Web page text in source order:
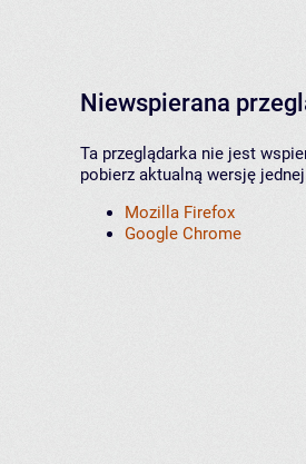
Niewspierana
Ta przeglądarka nie jest
pobierz aktualną wersję
Mozilla Firefox
Google Chrome